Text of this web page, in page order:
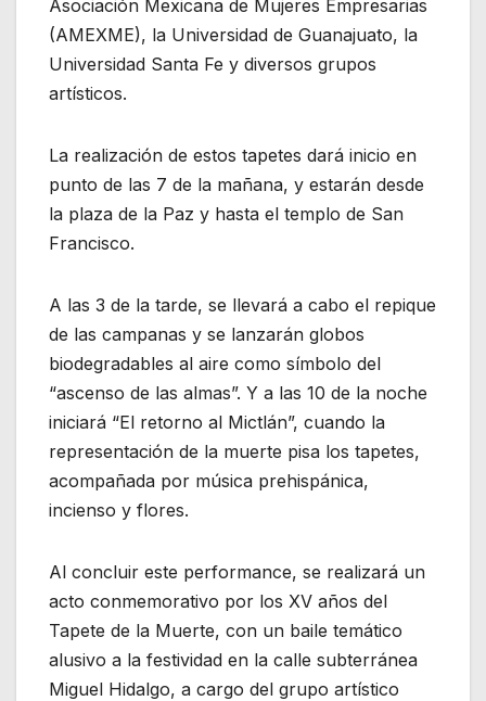
Asociación Mexicana de Mujeres Empresarias
(AMEXME), la Universidad de Guanajuato, la
Universidad Santa Fe y diversos grupos
artísticos.
La realización de estos tapetes dará inicio en
punto de las 7 de la mañana, y estarán desde
la plaza de la Paz y hasta el templo de San
Francisco.
A las 3 de la tarde, se llevará a cabo el repique
de las campanas y se lanzarán globos
biodegradables al aire como símbolo del
“ascenso de las almas”. Y a las 10 de la noche
iniciará “El retorno al Mictlán”, cuando la
representación de la muerte pisa los tapetes,
acompañada por música prehispánica,
incienso y flores.
Al concluir este performance, se realizará un
acto conmemorativo por los XV años del
Tapete de la Muerte, con un baile temático
alusivo a la festividad en la calle subterránea
Miguel Hidalgo, a cargo del grupo artístico